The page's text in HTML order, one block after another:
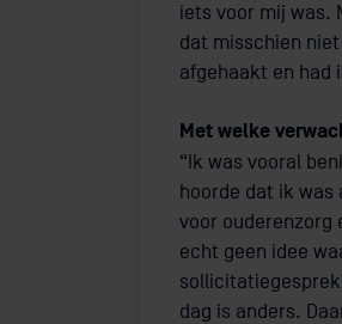
iets voor mij was.
dat misschien
afgehaakt en had
Met welke
“Ik was vooral
hoorde dat ik was
voor ouderenzorg
echt geen idee
dag is anders.